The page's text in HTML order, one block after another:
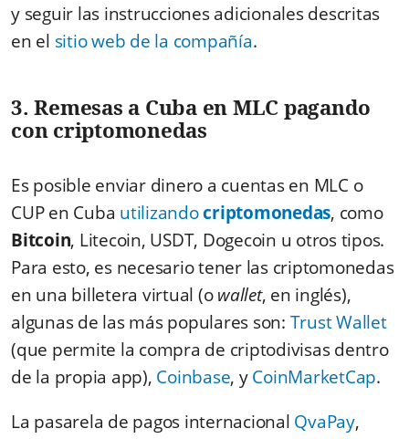
y seguir las instrucciones adicionales descritas
en el sitio web de la compañía.
3. Remesas a Cuba en MLC pagando
con criptomonedas
Es posible enviar dinero a cuentas en MLC o
CUP en Cuba utilizandocriptomonedas, como
Bitcoin, Litecoin, USDT, Dogecoin u otros tipos.
Para esto, es necesario tener las criptomonedas
en una billetera virtual (owallet, en inglés),
algunas de las más populares son: Trust Wallet
(que permite la compra de criptodivisas dentro
de la propia app), Coinbase, yCoinMarketCap.
La pasarela de pagos internacional QvaPay,